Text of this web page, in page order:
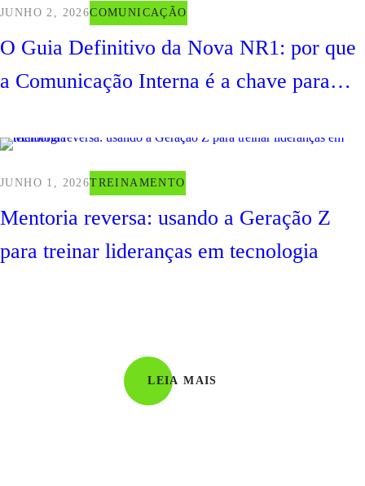
JUNHO 2, 2026COMUNICAÇÃO
O Guia Definitivo da Nova NR1: por que
a Comunicação Interna é a chave para
JUNHO 1, 2026TREINAMENTO
Mentoria reversa: usando a Geração Z
para treinar lideranças em tecnologia
LEIA MAIS